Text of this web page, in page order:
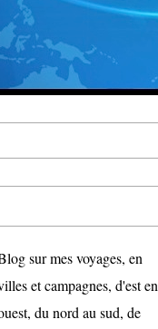
sur mes voyages, en
et campagnes, d'est en
du nord au sud, de